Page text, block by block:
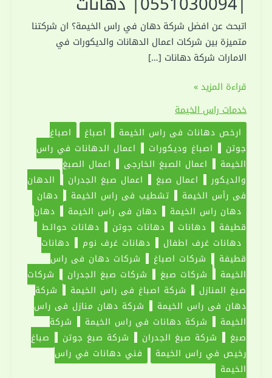
اتبحث عن افضل شركة دهان في راس الخيمة؟ ان شركتنا
متميزة بين شركات اعمال الدهانات والديكورات في
الامارات شركة دهانات […]
شركة
دهان
في
راس
الخيمة
|0551030094|
دهانات
قراءة المزيد »
خدمات راس الخيمة
ارخص دهانات في راس الخيمة اصباغ
اصباغ
جوتن
اصباغ وديكورات
اعمال الدهانات في راس
الخيمة
اعمال الصبغ الخارجي
اعمال الصبغ
والديكور
اعمال صبغ اعمال صبغ الجدران
الدهان
في رأس الخيمة
تشطيب في راس الخيمة
دهان
دهان راس الخيمة
دهان في راس الخيمة
دهان
قطيفة
دهانات دهانات جوتن
دهانات حوائط
دهانات غرف اطفال
دهانات غرف نوم
دهانات
قطيفة
شركات اصباغ
شركات دهان في راس
الخيمة
شركات صبغ شركات صبغ الجدران
شركات
صبغ المنازل
شركة اصباغ في راس الخيمة
شركة
دهان في راس الخيمة
شركة دهان منازل في راس
الخيمة
شركة دهانات في راس الخيمة
شركة
صبغ
شركة صبغ الجدران شركة صبغ جوتن
صباغ
رخيص في راس الخيمة
فني دهانات في راس
الخيمة